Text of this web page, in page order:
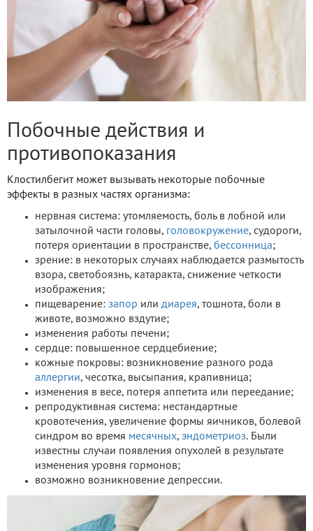
Побочные действия и
противопоказания
Клостилбегит может вызывать некоторые побочные
эффекты в разных частях организма:
нервная система: утомляемость, боль в лобной или
затылочной части головы, головокружение, судороги,
потеря ориентации в пространстве, бессонница;
зрение: в некоторых случаях наблюдается размытость
взора, светобоязнь, катаракта, снижение четкости
изображения;
пищеварение: запор или диарея, тошнота, боли в
животе, возможно вздутие;
изменения работы печени;
сердце: повышенное сердцебиение;
кожные покровы: возникновение разного рода
аллергии, чесотка, высыпания, крапивница;
изменения в весе, потеря аппетита или переедание;
репродуктивная система: нестандартные
кровотечения, увеличение формы яичников, болевой
синдром во время месячных, эндометриоз. Были
известны случаи появления опухолей в результате
изменения уровня гормонов;
возможно возникновение депрессии.